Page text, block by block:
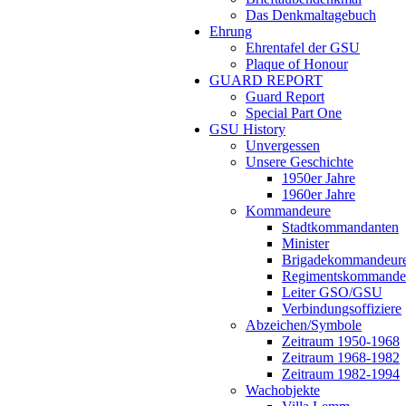
Das Denkmaltagebuch
Ehrung
Ehrentafel der GSU
Plaque of Honour
GUARD REPORT
Guard Report
Special Part One
GSU History
Unvergessen
Unsere Geschichte
1950er Jahre
1960er Jahre
Kommandeure
Stadtkommandanten
Minister
Leiter GSO/GSU
Verbindungsoffiziere
Abzeichen/Symbole
Zeitraum 1950-1968
Zeitraum 1968-1982
Zeitraum 1982-1994
Wachobjekte